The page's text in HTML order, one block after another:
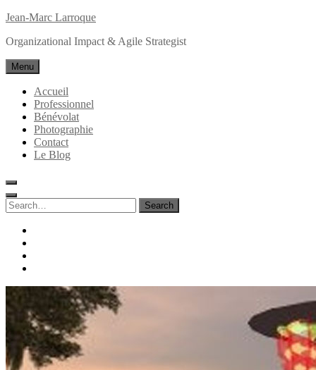
Skip
content
Jean-Marc Larroque
Organizational Impact & Agile Strategist
Menu
Accueil
Professionnel
Bénévolat
Photographie
Contact
Le Blog
Search
for:
Search